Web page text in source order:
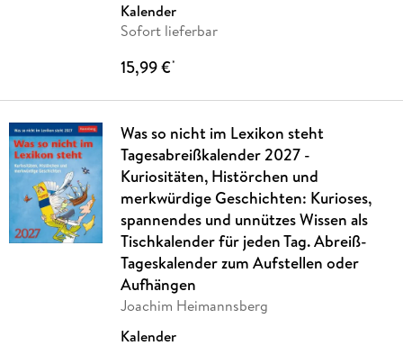
Kalender
Sofort lieferbar
15,99 €*
Was so nicht im Lexikon steht
Tagesabreißkalender 2027 -
Kuriositäten, Histörchen und
merkwürdige Geschichten: Kurioses,
spannendes und unnützes Wissen als
Tischkalender für jeden Tag. Abreiß-
Tageskalender zum Aufstellen oder
Aufhängen
Joachim Heimannsberg
Kalender